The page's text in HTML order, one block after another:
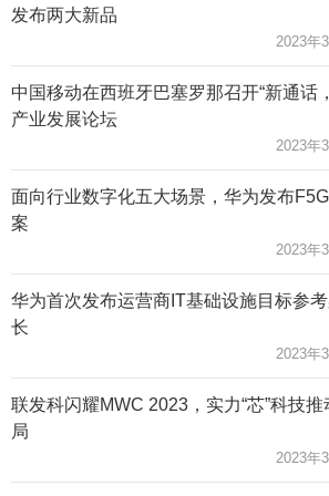
发布两大新品
2023年
中国移动在西班牙巴塞罗那召开“新通话
产业发展论坛
2023年
面向行业数字化五大场景，华为发布
案
2023年
华为首次发布运营商IT基础设施目标参
长
2023年
联发科闪耀MWC 2023，实力“芯”科技
局
2023年